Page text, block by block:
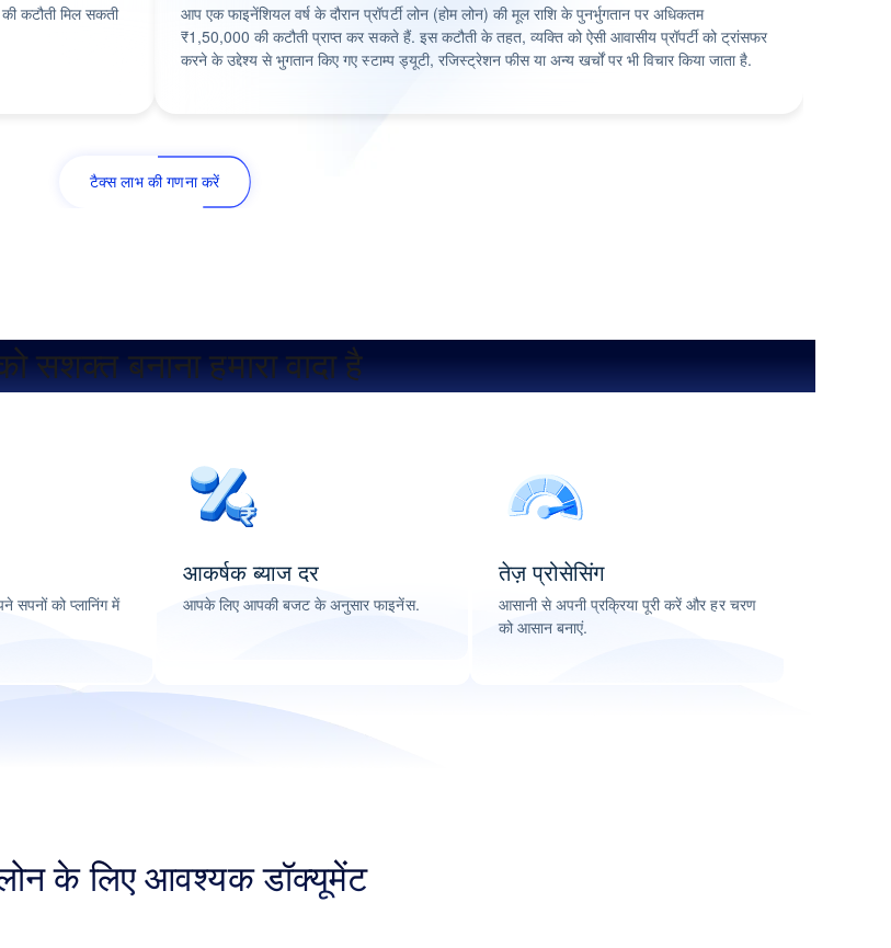
कटौती मिल सकती
आप एक फाइनेंशियल वर्ष के दौरान प्रॉपर्टी लोन (होम लोन) की मूल राशि के पुनर्भुगतान पर अधिकतम
₹1,50,000 की कटौती प्राप्त कर सकते हैं. इस कटौती के तहत, व्यक्ति को ऐसी आवासीय प्रॉपर्टी को ट्रांसफर
करने के उद्देश्य से भुगतान किए गए स्टाम्प ड्यूटी, रजिस्ट्रेशन फीस या अन्य खर्चों पर भी विचार किया जाता है.
टैक्स लाभ की गणना करें
सशक्त बनाना हमारा वादा है
को प्लानिंग में
आकर्षक ब्याज दर
आपके लिए आपकी बजट के अनुसार फाइनेंस.
तेज़ प्रोसेसिंग
आसानी से अपनी प्रक्रिया पूरी करें और हर चरण
को आसान बनाएं.
के लिए आवश्यक डॉक्यूमेंट